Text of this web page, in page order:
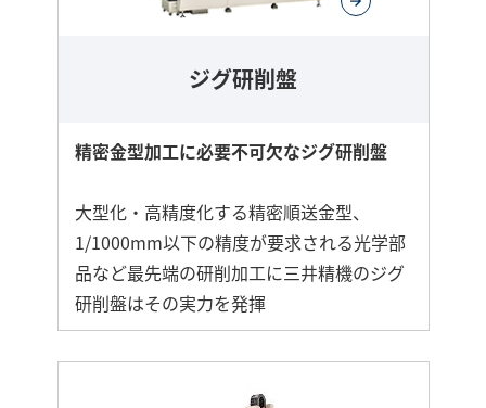
ジグ研削盤
精密金型加工に必要不可欠なジグ研削盤
大型化・高精度化する精密順送金型、
1/1000mm以下の精度が要求される光学部
品など最先端の研削加工に三井精機のジグ
研削盤はその実力を発揮